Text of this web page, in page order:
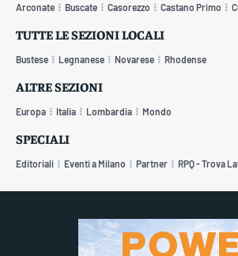
Arconate Buscate Casorezzo Castano Primo
TUTTE LE SEZIONI LOCALI
Bustese Legnanese Novarese Rhodense
ALTRE SEZIONI
Europa Italia Lombardia Mondo
SPECIALI
Editoriali Eventi a Milano Partner RPQ - Trova